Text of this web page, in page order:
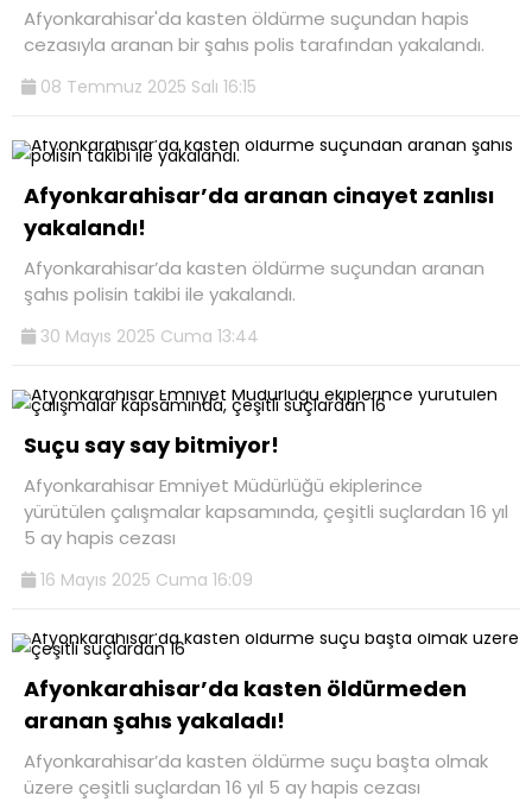
Afyonkarahisar'da kasten öldürme suçundan hapis
cezasıyla aranan bir şahıs polis tarafından yakalandı.
08 Temmuz 2025 Salı 16:15
Afyonkarahisar’da aranan cinayet zanlısı
yakalandı!
Afyonkarahisar’da kasten öldürme suçundan aranan
şahıs polisin takibi ile yakalandı.
30 Mayıs 2025 Cuma 13:44
Suçu say say bitmiyor!
Afyonkarahisar Emniyet Müdürlüğü ekiplerince
yürütülen çalışmalar kapsamında, çeşitli suçlardan 16 yıl
5 ay hapis cezası
16 Mayıs 2025 Cuma 16:09
Afyonkarahisar’da kasten öldürmeden
aranan şahıs yakaladı!
Afyonkarahisar’da kasten öldürme suçu başta olmak
üzere çeşitli suçlardan 16 yıl 5 ay hapis cezası